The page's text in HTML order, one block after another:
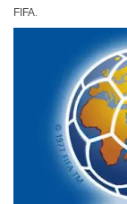
FIFA.